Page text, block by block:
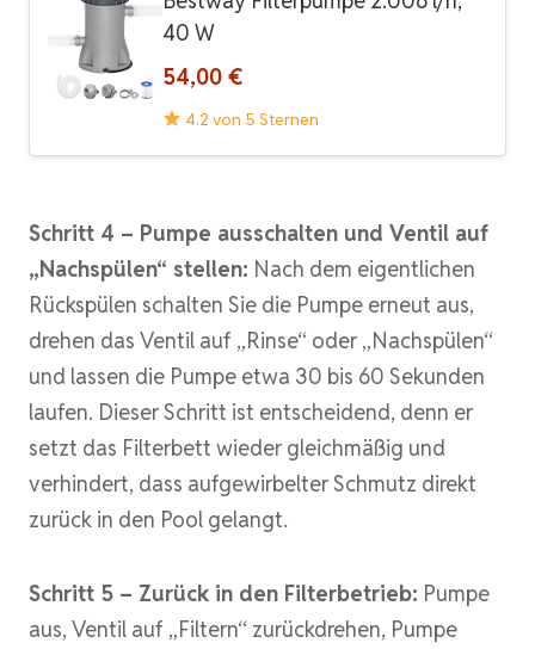
40 W
54,00 €
4.2 von 5 Sternen
Schritt 4 – Pumpe ausschalten und Ventil auf
„Nachspülen“ stellen: Nach dem eigentlichen
Rückspülen schalten Sie die Pumpe erneut aus,
drehen das Ventil auf „Rinse“ oder „Nachspülen“
und lassen die Pumpe etwa 30 bis 60 Sekunden
laufen. Dieser Schritt ist entscheidend, denn er
setzt das Filterbett wieder gleichmäßig und
verhindert, dass aufgewirbelter Schmutz direkt
zurück in den Pool gelangt.
Schritt 5 – Zurück in den Filterbetrieb: Pumpe
aus, Ventil auf „Filtern“ zurückdrehen, Pumpe